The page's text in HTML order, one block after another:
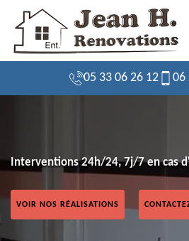
05 33 06 26 12 06
Interventions 24h/24, 7j/7 en cas
VOIR NOS RÉALISATIONS